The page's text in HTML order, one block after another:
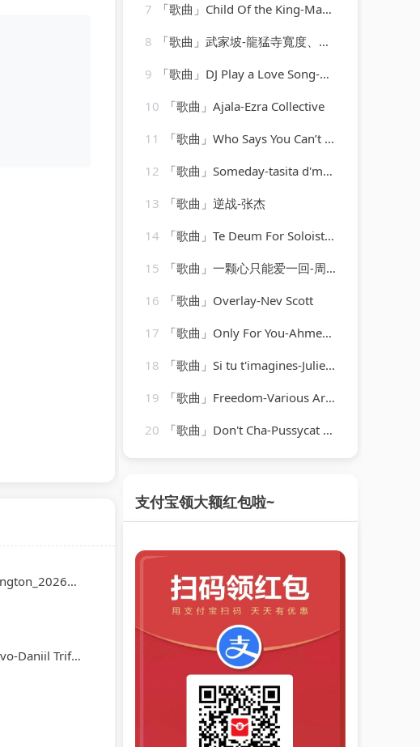
、Yannick Nézet-Séguin
7
「歌曲」Child Of the King-Mahalia Jackson with Orchestra
8
「歌曲」武家坡-龍猛寺寬度、DJ沈飞星
9
「歌曲」DJ Play a Love Song-ProSound Karaoke Band
10
「歌曲」Ajala-Ezra Collective
11
「歌曲」Who Says You Can’t Go Home-Ultimate Dance Hits_20260807_130855
12
「歌曲」Someday-tasita d'mour、Imaani
13
「歌曲」逆战-张杰
14
「歌曲」Te Deum For Soloists, Chorus And Orchestra, H. 146 - Prélude. Rondeau
15
「歌曲」一颗心只能爱一回-周慧敏
16
「歌曲」Overlay-Nev Scott
17
「歌曲」Only For You-Ahmed Romel
18
「歌曲」Si tu t'imagines-Juliette Gréco
19
「歌曲」Freedom-Various Artists
20
「歌曲」Don't Cha-Pussycat Dolls
支付宝领大额红包啦~